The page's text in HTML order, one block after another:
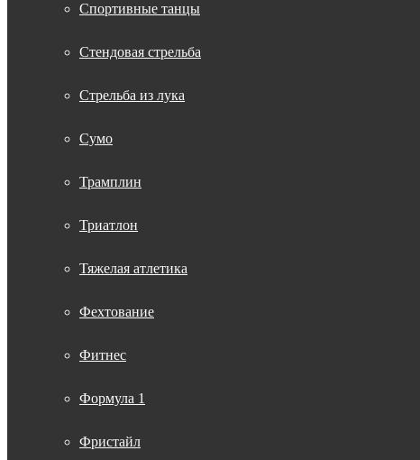
Спортивные танцы
Стендовая стрельба
Стрельба из лука
Сумо
Трамплин
Триатлон
Тяжелая атлетика
Фехтование
Фитнес
Формула 1
Фристайл